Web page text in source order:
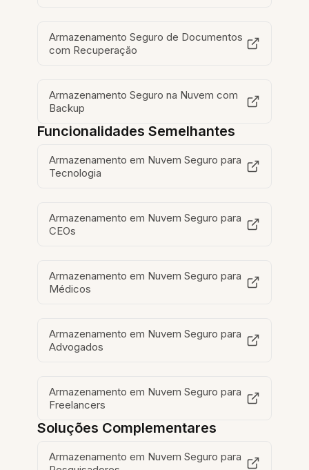
Armazenamento Seguro de Documentos
com Recuperação
Armazenamento Seguro na Nuvem com
Backup
Funcionalidades Semelhantes
Armazenamento em Nuvem Seguro para
Tecnologia
Armazenamento em Nuvem Seguro para
CEOs
Armazenamento em Nuvem Seguro para
Médicos
Armazenamento em Nuvem Seguro para
Advogados
Armazenamento em Nuvem Seguro para
Freelancers
Soluções Complementares
Armazenamento em Nuvem Seguro para